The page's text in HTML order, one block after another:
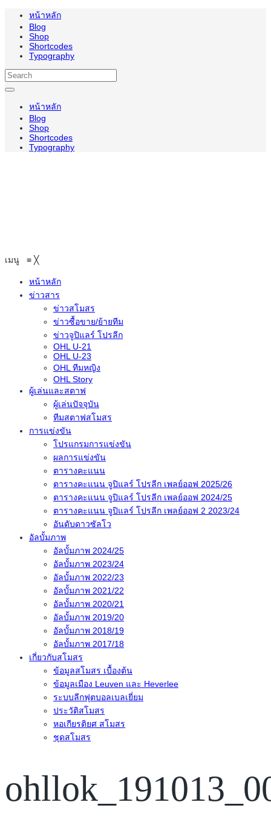
หน้าหลัก
Blog
Shop
Shortcodes
Typography
หน้าหลัก
Blog
Shop
Shortcodes
Typography
เมนู ≡ ╳
หน้าหลัก
ข่าวสาร
ข่าวสโมสร
ข่าวซื้อขาย/ย้ายทีม
ข่าวจูปิแลร์ โปรลีก
OHL U-21
OHL U-23
OHL ทีมหญิง
OHL Story
ผู้เล่นและสตาฟ
ผู้เล่นปัจจุบัน
ทีมสตาฟสโมสร
การแข่งขัน
โปรแกรมการแข่งขัน
ผลการแข่งขัน
ตารางคะแนน
ตารางคะแนน จูปิแลร์ โปรลีก เพลย์ออฟ 2025/26
ตารางคะแนน จูปิแลร์ โปรลีก เพลย์ออฟ 2024/25
ตารางคะแนน จูปิแลร์ โปรลีก เพลย์ออฟ 2 2023/24
อันดับดาวซัลโว
อัลบั้มภาพ
อัลบั้มภาพ 2024/25
อัลบั้มภาพ 2023/24
อัลบั้มภาพ 2022/23
อัลบั้มภาพ 2021/22
อัลบั้มภาพ 2020/21
อัลบั้มภาพ 2019/20
อัลบั้มภาพ 2018/19
อัลบั้มภาพ 2017/18
เกี่ยวกับสโมสร
ข้อมูลสโมสร เบื้องต้น
ข้อมูลเมือง Leuven และ Heverlee
ระบบลีกฟุตบอลเบลเยี่ยม
ประวัติสโมสร
หอเกียรติยศ สโมสร
ชุดสโมสร